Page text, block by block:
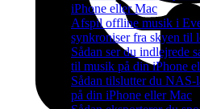
iPhone eller Mac
Afspil offline musik i
synkroniser fra skyen til
Sådan ser du indlejrede
til musik på din iPhone
Sådan tilslutter du
på din iPhone eller Mac